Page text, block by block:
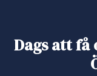
Dags att